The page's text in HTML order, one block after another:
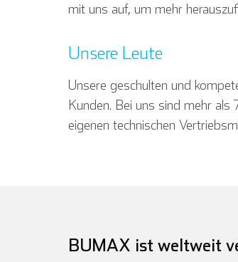
mit uns auf, um mehr
Unsere Leute
Unsere geschulten und
Kunden. Bei uns sind mehr
eigenen technischen
BUMAX ist weltweit